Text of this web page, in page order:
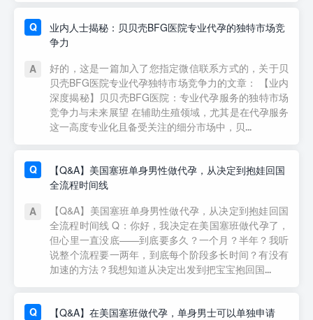
业内人士揭秘：贝贝壳BFG医院专业代孕的独特市场竞
争力
好的，这是一篇加入了您指定微信联系方式的，关于贝
贝壳BFG医院专业代孕独特市场竞争力的文章： 【业内
深度揭秘】贝贝壳BFG医院：专业代孕服务的独特市场
竞争力与未来展望 在辅助生殖领域，尤其是在代孕服务
这一高度专业化且备受关注的细分市场中，贝...
【Q&A】美国塞班单身男性做代孕，从决定到抱娃回国
全流程时间线
【Q&A】美国塞班单身男性做代孕，从决定到抱娃回国
全流程时间线 Q：你好，我决定在美国塞班做代孕了，
但心里一直没底——到底要多久？一个月？半年？我听
说整个流程要一两年，到底每个阶段多长时间？有没有
加速的方法？我想知道从决定出发到把宝宝抱回国...
【Q&A】在美国塞班做代孕，单身男士可以单独申请